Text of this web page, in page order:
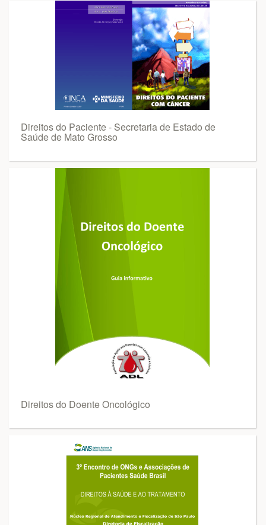
Direitos do Paciente - Secretaria de Estado de
Saúde de Mato Grosso
Direitos do Doente Oncológico